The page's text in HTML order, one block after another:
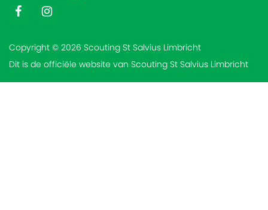
Copyright © 2026 Scouting St Salvius Limbricht
Dit is de officiële website van Scouting St Salvius Limbricht